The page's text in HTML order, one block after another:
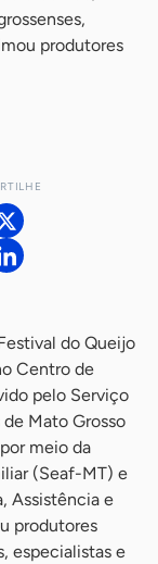
produtores
do Queijo
Centro de
pelo Serviço
Mato Grosso
meio da
(Seaf-MT) e
Assistência e
produtores
especialistas e